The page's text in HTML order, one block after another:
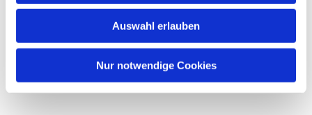
Auswahl erlauben
Nur notwendige Cookies